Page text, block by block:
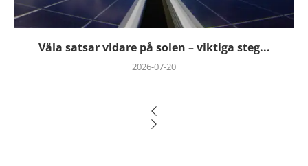
Väla satsar vidare på solen – viktiga steg...
2026-07-20